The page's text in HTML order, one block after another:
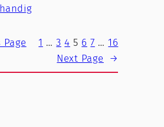
1 … 3 4 5 6 7 … 16
Next Page
→